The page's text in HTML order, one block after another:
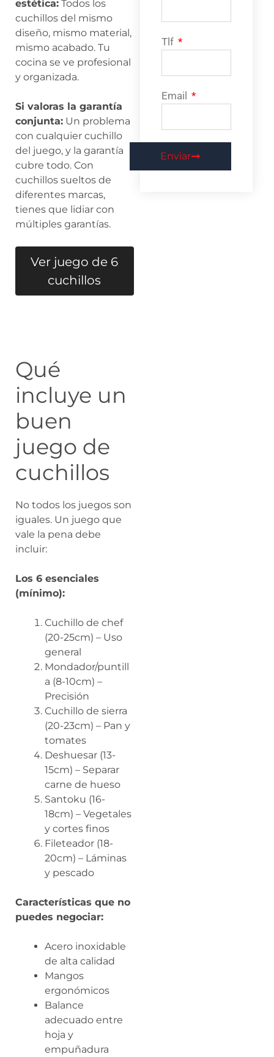
estética: Todos los
cuchillos del mismo
diseño, mismo material,
mismo acabado. Tu
cocina se ve profesional
y organizada.
Si valoras la garantía
conjunta: Un problema
con cualquier cuchillo
del juego, y la garantía
cubre todo. Con
cuchillos sueltos de
diferentes marcas,
tienes que lidiar con
múltiples garantías.
Ver juego de 6
cuchillos
Qué
incluye un
buen
juego de
cuchillos
No todos los juegos son
iguales. Un juego que
vale la pena debe
incluir:
Los 6 esenciales
(mínimo):
Cuchillo de chef
(20-25cm) – Uso
general
Mondador/puntill
a (8-10cm) –
Precisión
Cuchillo de sierra
(20-23cm) – Pan y
tomates
Deshuesar (13-
15cm) – Separar
carne de hueso
Santoku (16-
18cm) – Vegetales
y cortes finos
Fileteador (18-
20cm) – Láminas
y pescado
Características que no
puedes negociar:
Acero inoxidable
de alta calidad
Mangos
ergonómicos
Balance
adecuado entre
hoja y
empuñadura
Tlf
Email
Enviar